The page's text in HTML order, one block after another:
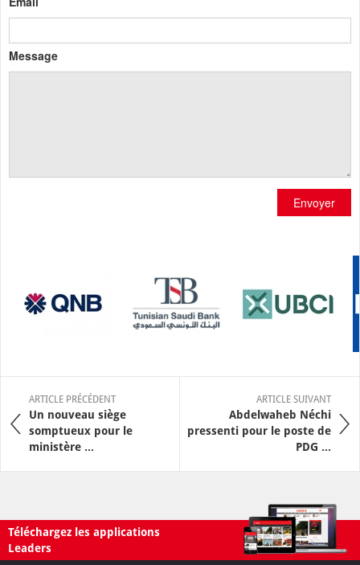
Message
Envoyer
ARTICLE PRÉCÉDENT
Un nouveau siège
somptueux pour le
ministère ...
ARTICLE SUIVANT
Abdelwaheb Néchi
pressenti pour le poste de
PDG ...
Téléchargez les applications
Leaders